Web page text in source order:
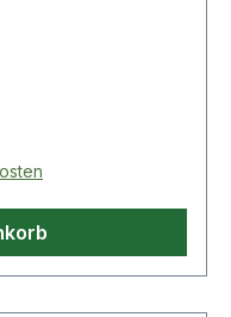
schwarz·
34x34mm·
54mm·
Plattenlänge: